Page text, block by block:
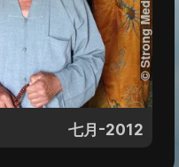
七月-2012